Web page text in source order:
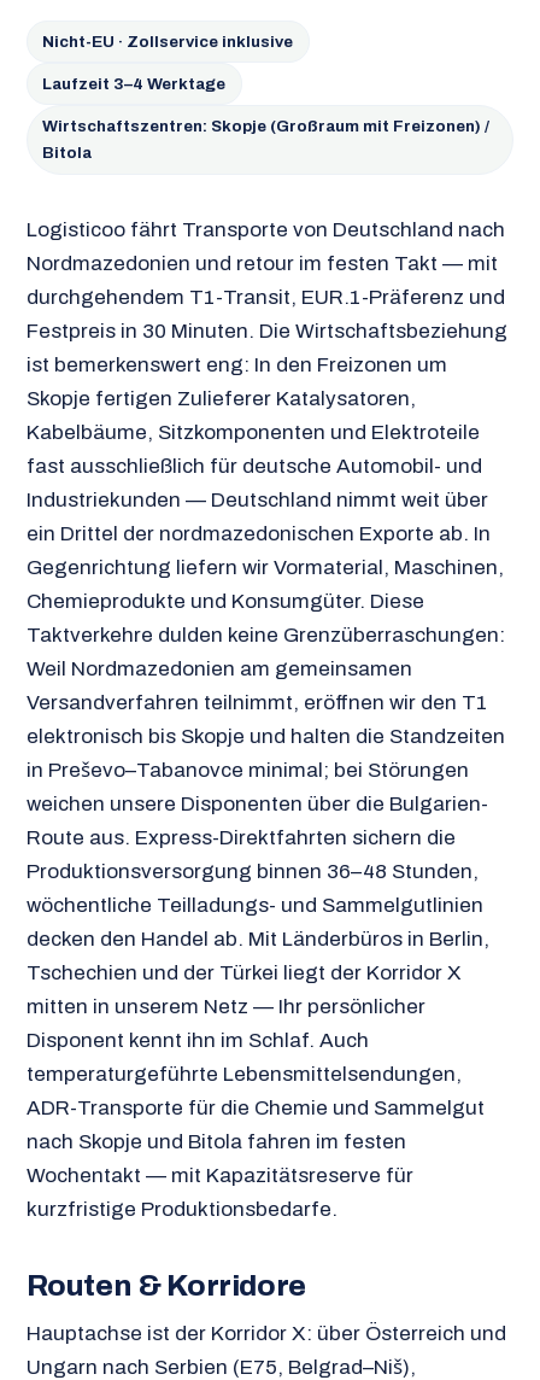
Nicht-EU · Zollservice inklusive
Laufzeit 3–4 Werktage
Wirtschaftszentren: Skopje (Großraum mit Freizonen) /
Bitola
Logisticoo fährt Transporte von Deutschland nach
Nordmazedonien und retour im festen Takt — mit
durchgehendem T1-Transit, EUR.1-Präferenz und
Festpreis in 30 Minuten. Die Wirtschaftsbeziehung
ist bemerkenswert eng: In den Freizonen um
Skopje fertigen Zulieferer Katalysatoren,
Kabelbäume, Sitzkomponenten und Elektroteile
fast ausschließlich für deutsche Automobil- und
Industriekunden — Deutschland nimmt weit über
ein Drittel der nordmazedonischen Exporte ab. In
Gegenrichtung liefern wir Vormaterial, Maschinen,
Chemieprodukte und Konsumgüter. Diese
Taktverkehre dulden keine Grenzüberraschungen:
Weil Nordmazedonien am gemeinsamen
Versandverfahren teilnimmt, eröffnen wir den T1
elektronisch bis Skopje und halten die Standzeiten
in Preševo–Tabanovce minimal; bei Störungen
weichen unsere Disponenten über die Bulgarien-
Route aus. Express-Direktfahrten sichern die
Produktionsversorgung binnen 36–48 Stunden,
wöchentliche Teilladungs- und Sammelgutlinien
decken den Handel ab. Mit Länderbüros in Berlin,
Tschechien und der Türkei liegt der Korridor X
mitten in unserem Netz — Ihr persönlicher
Disponent kennt ihn im Schlaf. Auch
temperaturgeführte Lebensmittelsendungen,
ADR-Transporte für die Chemie und Sammelgut
nach Skopje und Bitola fahren im festen
Wochentakt — mit Kapazitätsreserve für
kurzfristige Produktionsbedarfe.
Routen & Korridore
Hauptachse ist der Korridor X: über Österreich und
Ungarn nach Serbien (E75, Belgrad–Niš),